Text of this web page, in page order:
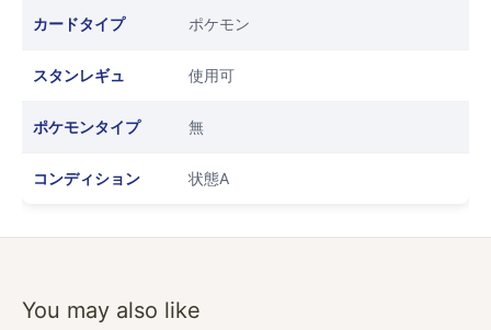
カードタイプ ポケモン
スタンレギュ 使用可
ポケモンタイプ 無
コンディション 状態A
You may also like